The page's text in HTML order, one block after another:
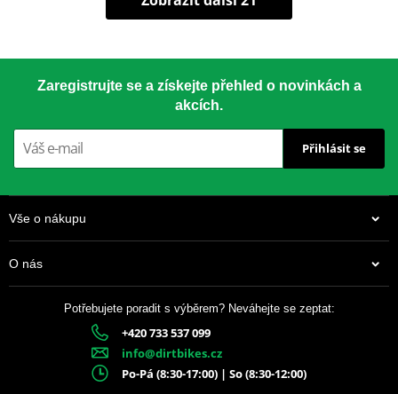
Zaregistrujte se a získejte přehled o novinkách a
akcích.
Přihlásit se
Vše o nákupu
O nás
Potřebujete poradit s výběrem? Neváhejte se zeptat:
+420 733 537 099
info@dirtbikes.cz
Po-Pá (8:30-17:00) | So (8:30-12:00)